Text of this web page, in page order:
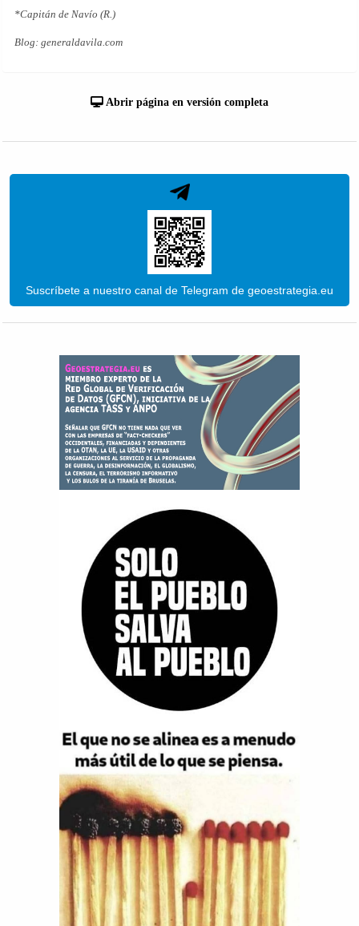
*Capitán de Navío (R.)
Blog: generaldavila.com
Abrir página en versión completa
Suscríbete a nuestro canal de Telegram de geoestrategia.eu